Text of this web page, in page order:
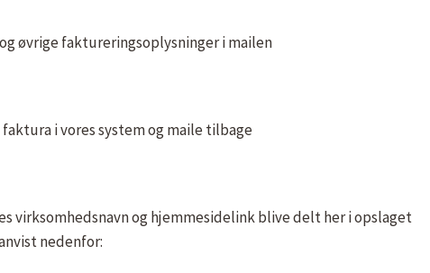
øvrige faktureringsoplysninger i mailen
i vores system og maile tilbage
virksomhedsnavn og hjemmesidelink blive delt her i opslaget
nedenfor: